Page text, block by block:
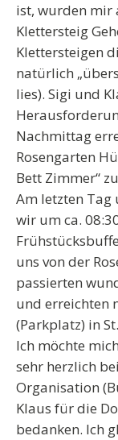
ist, wurden mir
Klettersteig
Klettersteigen
natürlich
lies). Sigi und
Nachmittag
Rosengarten
Bett Zimmer“
Am letzten Tag
wir um ca.
uns von der
passierten
und erreichten
(Parkplatz) in
Ich möchte
sehr herzlich
Organisation
Klaus für die
bedanken. Ich